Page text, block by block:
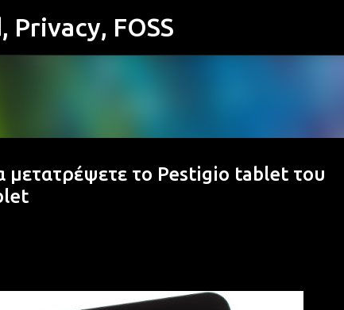
Μετάβαση στο κύριο περιεχόμενο
FOSS
το Pestigio tablet του